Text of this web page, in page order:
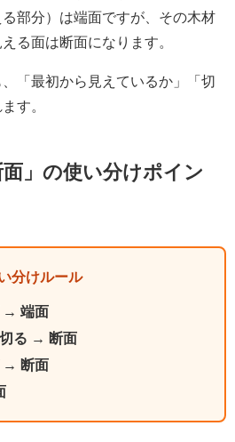
部分）は端面ですが、その木材
る面は断面になります。
「最初から見えているか」「切
す。
面」の使い分けポイン
分けルール
→ 端面
る → 断面
→ 断面